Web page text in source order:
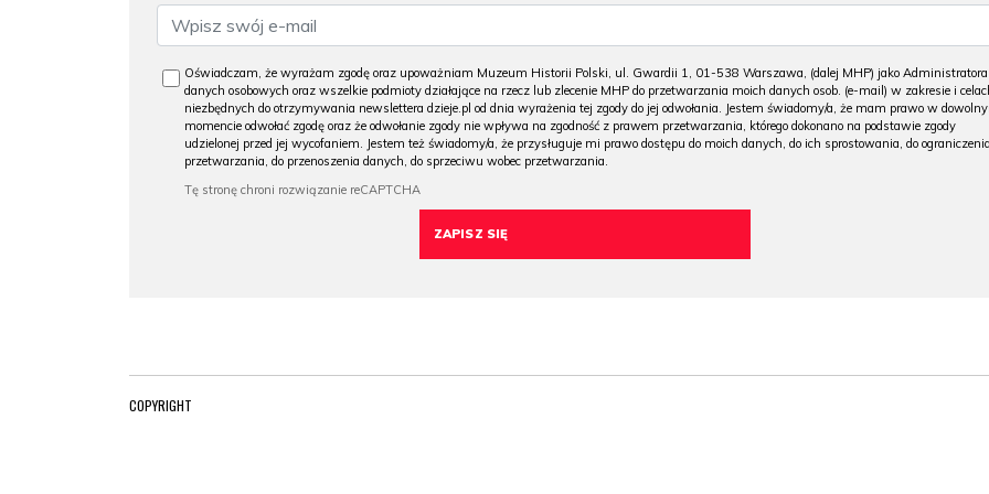
Oświadczam, że wyrażam zgodę oraz upoważniam Muzeum Historii Polski, ul. Gwardii 1, 01-538 Warszawa, (dalej MHP) jako Administratora
danych osobowych oraz wszelkie podmioty działające na rzecz lub zlecenie MHP do przetwarzania moich danych osob. (e-mail) w zakresie i
niezbędnych do otrzymywania newslettera dzieje.pl od dnia wyrażenia tej zgody do jej odwołania. Jestem świadomy/a, że mam prawo w
momencie odwołać zgodę oraz że odwołanie zgody nie wpływa na zgodność z prawem przetwarzania, którego dokonano na podstawie zgody
udzielonej przed jej wycofaniem. Jestem też świadomy/a, że przysługuje mi prawo dostępu do moich danych, do ich sprostowania, do ograniczenia
przetwarzania, do przenoszenia danych, do sprzeciwu wobec przetwarzania.
COPYRIGHT